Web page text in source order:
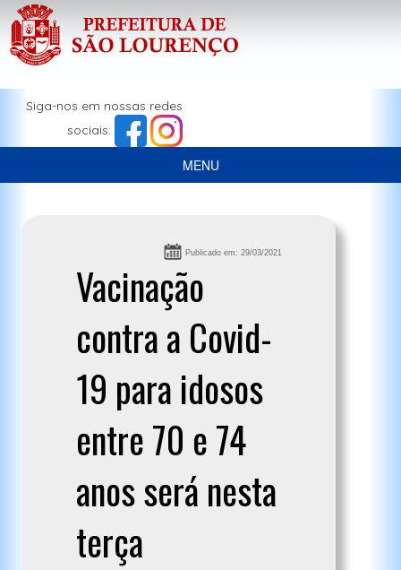
Siga-nos em nossas redes
sociais:
MENU
Publicado em: 29/03/2021
Vacinação
contra a Covid-
19 para idosos
entre 70 e 74
anos será nesta
terça